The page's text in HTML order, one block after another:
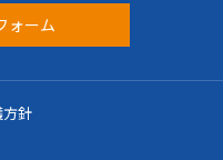
ォーム
針